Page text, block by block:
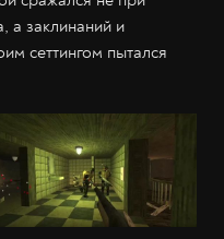
а заклинаний и
сеттингом пытался